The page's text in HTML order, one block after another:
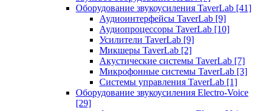
Оборудование звукоусиления TaverLab [41]
Аудиоинтерфейсы TaverLab [9]
Аудиопроцессоры TaverLab [10]
Усилители TaverLab [9]
Микшеры TaverLab [2]
Акустические системы TaverLab [7]
Микрофонные системы TaverLab [3]
Системы управления TaverLab [1]
Оборудование звукоусиления Electro-Voice
[29]